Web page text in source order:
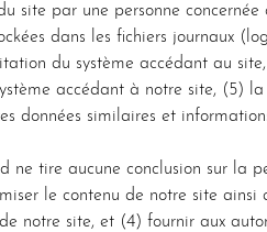
par une personne
dans les fichiers journaux
du système accédant au
accédant à notre site, (5) la
données similaires et
ne tire aucune conclusion sur la
le contenu de notre site
notre site, et (4) fournir aux